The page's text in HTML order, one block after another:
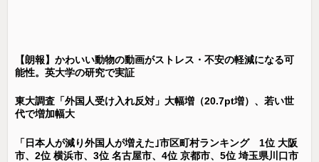
【朗報】かわいい動物の動画がストレス・不安の軽減になる可
能性。英大学の研究で実証
東大調査「外国人受け入れ反対」大幅増（20.7pt増）、若い世
代で増加幅大
「日本人が減り外国人が増えた｣市区町村ランキング 1位 大阪
市、2位 横浜市、3位 名古屋市、4位 京都市、5位 埼玉県川口市